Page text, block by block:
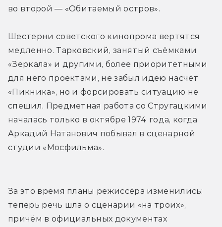
во второй — «Обитаемый остров».
Шестерни советского кинопрома вертятся
медленно. Тарковский, занятый съёмками
«Зеркала» и другими, более приоритетными
для него проектами, не забыл идею насчёт
«Пикника», но и форсировать ситуацию не
спешил. Предметная работа со Стругацкими
началась только в октябре 1974 года, когда
Аркадий Натанович побывал в сценарной
студии «Мосфильма».
За это время планы режиссёра изменились:
теперь речь шла о сценарии «на троих»,
причём в официальных документах